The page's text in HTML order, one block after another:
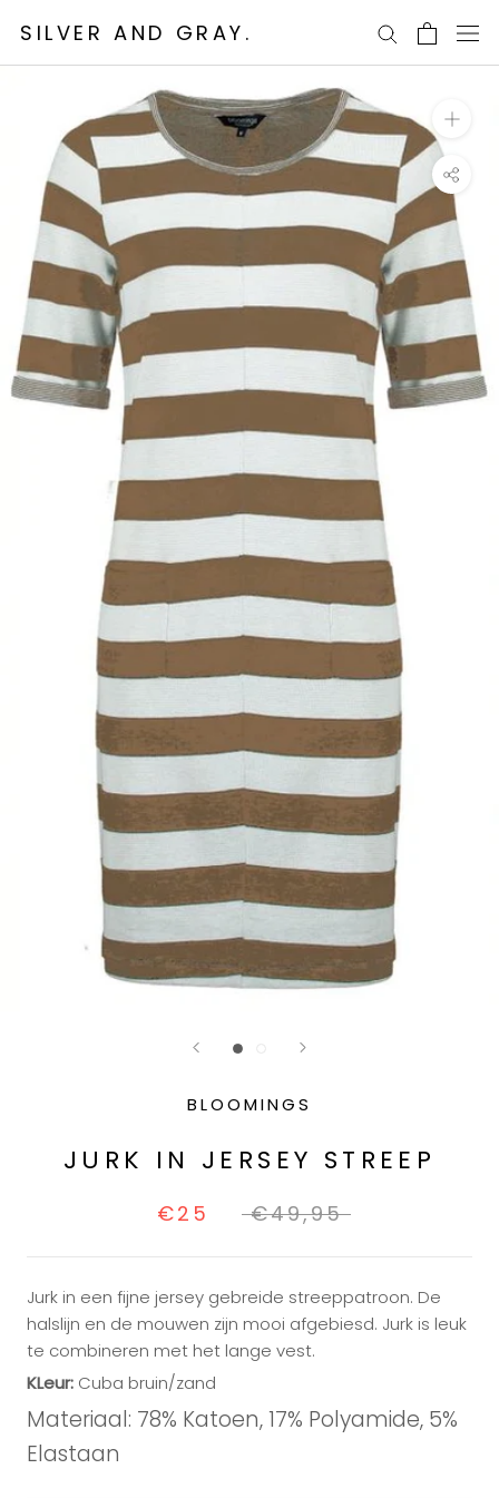
naar
content
SILVER AND GRAY.
BLOOMINGS
JURK IN JERSEY STREEP
€25 €49,95
Jurk in een fijne jersey gebreide streeppatroon. De
halslijn en de mouwen zijn mooi afgebiesd. Jurk is leuk
te combineren met het lange vest.
KLeur: Cuba bruin/zand
Materiaal: 78% Katoen, 17% Polyamide, 5%
Elastaan